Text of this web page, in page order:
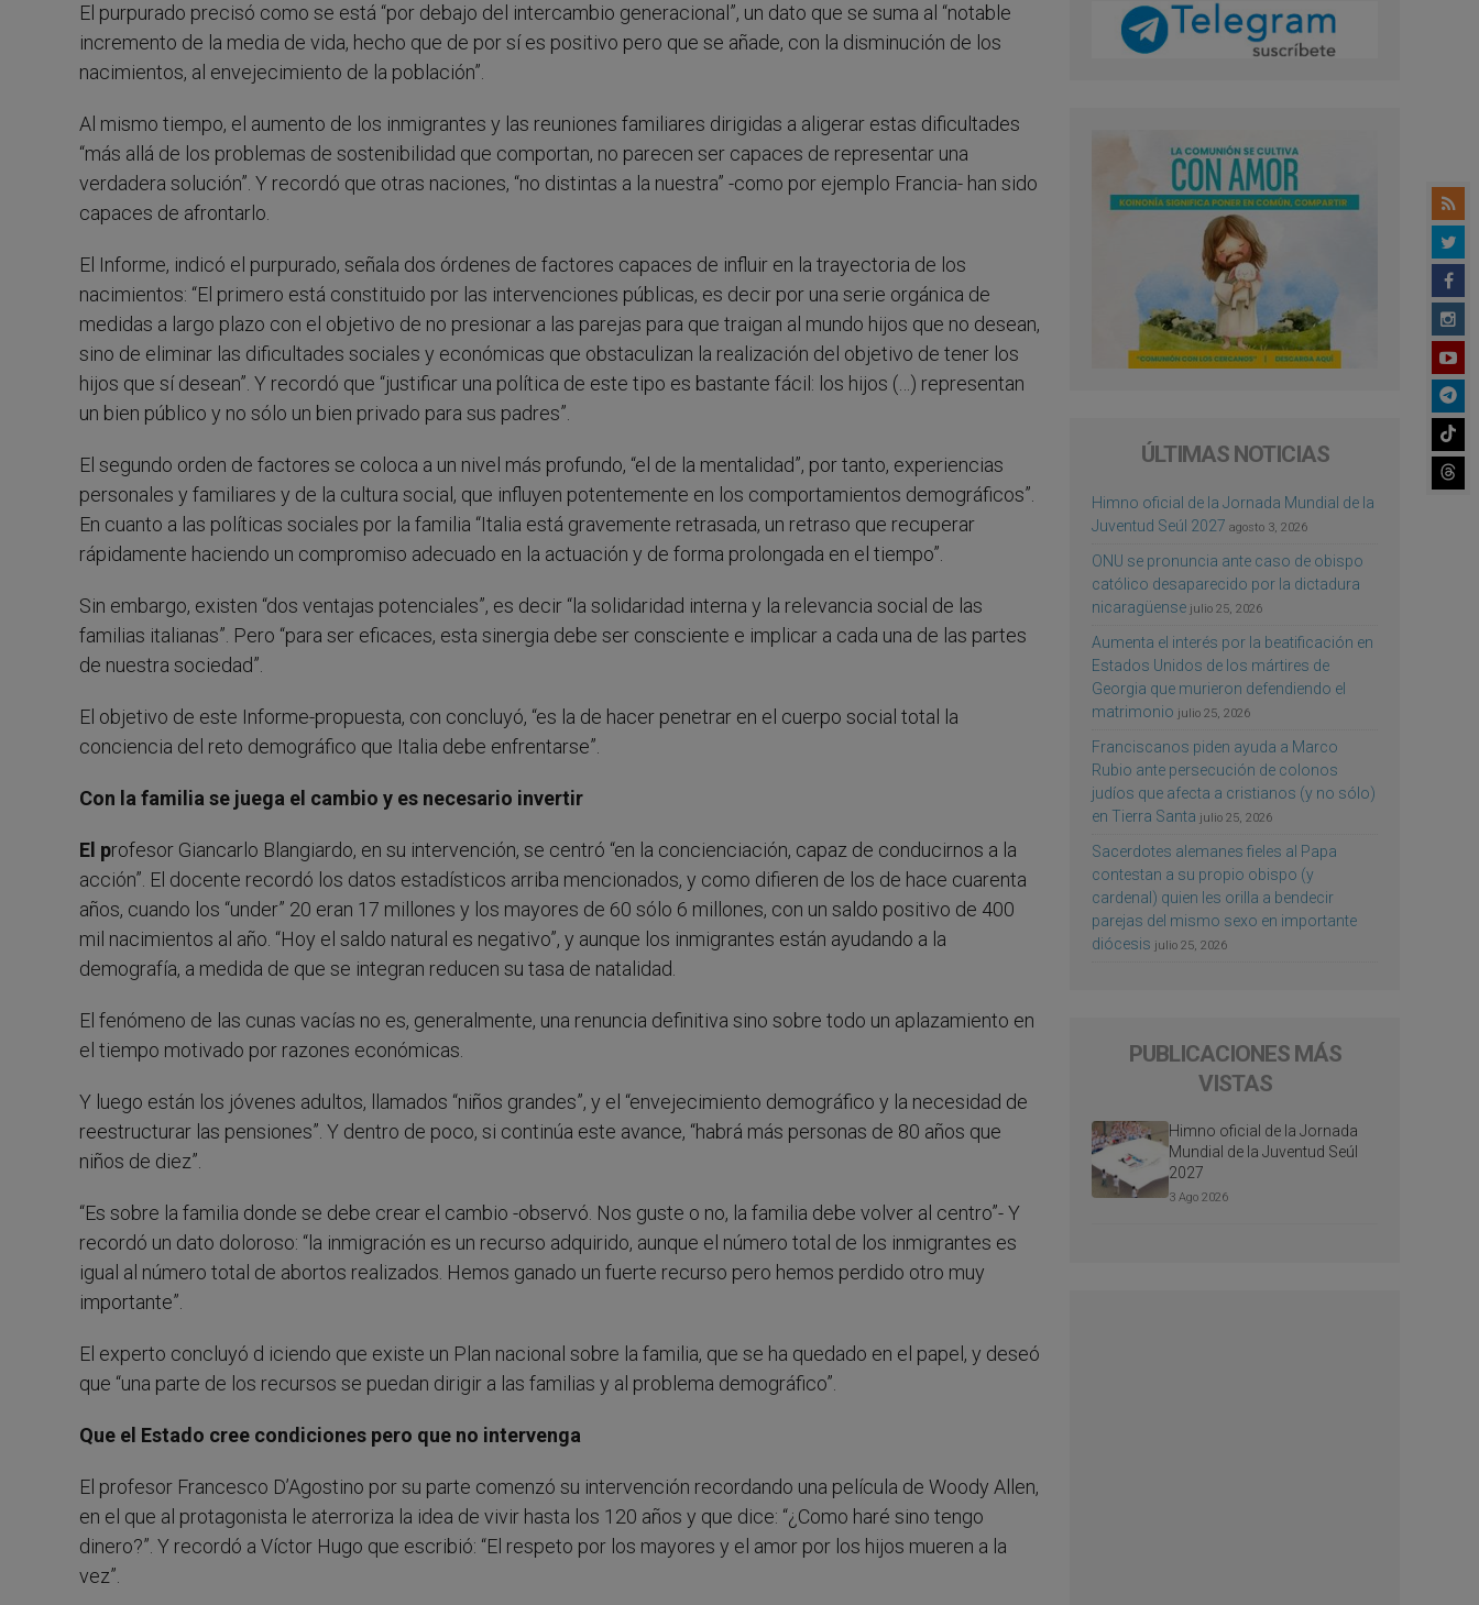
El purpurado precisó como se está “por debajo del intercambio generacional”, un dato que se suma al “notable
incremento de la media de vida, hecho que de por sí es positivo pero que se añade, con la disminución de los
nacimientos, al envejecimiento de la población”.
Al mismo tiempo, el aumento de los inmigrantes y las reuniones familiares dirigidas a aligerar estas dificultades
“más allá de los problemas de sostenibilidad que comportan, no parecen ser capaces de representar una
verdadera solución”. Y recordó que otras naciones, “no distintas a la nuestra” -como por ejemplo Francia- han sido
capaces de afrontarlo.
El Informe, indicó el purpurado, señala dos órdenes de factores capaces de influir en la trayectoria de los
nacimientos: “El primero está constituido por las intervenciones públicas, es decir por una serie orgánica de
medidas a largo plazo con el objetivo de no presionar a las parejas para que traigan al mundo hijos que no desean,
sino de eliminar las dificultades sociales y económicas que obstaculizan la realización del objetivo de tener los
hijos que sí desean”. Y recordó que “justificar una política de este tipo es bastante fácil: los hijos (…) representan
un bien público y no sólo un bien privado para sus padres”.
El segundo orden de factores se coloca a un nivel más profundo, “el de la mentalidad”, por tanto, experiencias
personales y familiares y de la cultura social, que influyen potentemente en los comportamientos demográficos”.
En cuanto a las políticas sociales por la familia “Italia está gravemente retrasada, un retraso que recuperar
rápidamente haciendo un compromiso adecuado en la actuación y de forma prolongada en el tiempo”.
Sin embargo, existen “dos ventajas potenciales”, es decir “la solidaridad interna y la relevancia social de las
familias italianas”. Pero “para ser eficaces, esta sinergia debe ser consciente e implicar a cada una de las partes
de nuestra sociedad”.
El objetivo de este Informe-propuesta, con concluyó, “es la de hacer penetrar en el cuerpo social total la
conciencia del reto demográfico que Italia debe enfrentarse”.
Con la familia se juega el cambio y es necesario invertir
El profesor Giancarlo Blangiardo, en su intervención, se centró “en la concienciación, capaz de conducirnos a la
acción”. El docente recordó los datos estadísticos arriba mencionados, y como difieren de los de hace cuarenta
años, cuando los “under” 20 eran 17 millones y los mayores de 60 sólo 6 millones, con un saldo positivo de 400
mil nacimientos al año. “Hoy el saldo natural es negativo”, y aunque los inmigrantes están ayudando a la
demografía, a medida de que se integran reducen su tasa de natalidad.
El fenómeno de las cunas vacías no es, generalmente, una renuncia definitiva sino sobre todo un aplazamiento en
el tiempo motivado por razones económicas.
Y luego están los jóvenes adultos, llamados “niños grandes”, y el “envejecimiento demográfico y la necesidad de
reestructurar las pensiones”. Y dentro de poco, si continúa este avance, “habrá más personas de 80 años que
niños de diez”.
“Es sobre la familia donde se debe crear el cambio -observó. Nos guste o no, la familia debe volver al centro”- Y
recordó un dato doloroso: “la inmigración es un recurso adquirido, aunque el número total de los inmigrantes es
igual al número total de abortos realizados. Hemos ganado un fuerte recurso pero hemos perdido otro muy
importante”.
El experto concluyó d iciendo que existe un Plan nacional sobre la familia, que se ha quedado en el papel, y deseó
que “una parte de los recursos se puedan dirigir a las familias y al problema demográfico”.
Que el Estado cree condiciones pero que no intervenga
El profesor Francesco D’Agostino por su parte comenzó su intervención recordando una película de Woody Allen,
en el que al protagonista le aterroriza la idea de vivir hasta los 120 años y que dice: “¿Como haré sino tengo
dinero?”. Y recordó a Víctor Hugo que escribió: “El respeto por los mayores y el amor por los hijos mueren a la
vez”.
ÚLTIMAS NOTICIAS
Himno oficial de la Jornada Mundial de la
Juventud Seúl 2027 agosto 3, 2026
ONU se pronuncia ante caso de obispo
católico desaparecido por la dictadura
nicaragüense julio 25, 2026
Aumenta el interés por la beatificación en
Estados Unidos de los mártires de
Georgia que murieron defendiendo el
matrimonio julio 25, 2026
Franciscanos piden ayuda a Marco
Rubio ante persecución de colonos
judíos que afecta a cristianos (y no sólo)
en Tierra Santa julio 25, 2026
Sacerdotes alemanes fieles al Papa
contestan a su propio obispo (y
cardenal) quien les orilla a bendecir
parejas del mismo sexo en importante
diócesis julio 25, 2026
PUBLICACIONES MÁS
VISTAS
Himno oficial de la Jornada
Mundial de la Juventud Seúl
2027
3 Ago 2026